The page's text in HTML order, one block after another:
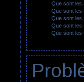
Que sont les
Que sont les
Que sont les
Que sont les
Que sont les